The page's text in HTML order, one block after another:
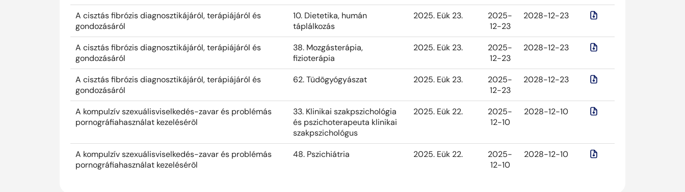
A cisztás fibrózis diagnosztikájáról, terápiájáról és
gondozásáról
10. Dietetika, humán
táplálkozás
2025. Eük 23.
2025-
12-23
2028-12-23
A cisztás fibrózis diagnosztikájáról, terápiájáról és
gondozásáról
38. Mozgásterápia,
fizioterápia
2025. Eük 23.
2025-
12-23
2028-12-23
A cisztás fibrózis diagnosztikájáról, terápiájáról és
gondozásáról
62. Tüdõgyógyászat 2025. Eük 23.
2025-
12-23
2028-12-23
A kompulzív szexuálisviselkedés-zavar és problémás
pornográfiahasználat kezelésérõl
33. Klinikai szakpszichológia
és pszichoterapeuta klinikai
szakpszichológus
2025. Eük 22.
2025-
12-10
2028-12-10
A kompulzív szexuálisviselkedés-zavar és problémás
pornográfiahasználat kezelésérõl
48. Pszichiátria 2025. Eük 22.
2025-
12-10
2028-12-10